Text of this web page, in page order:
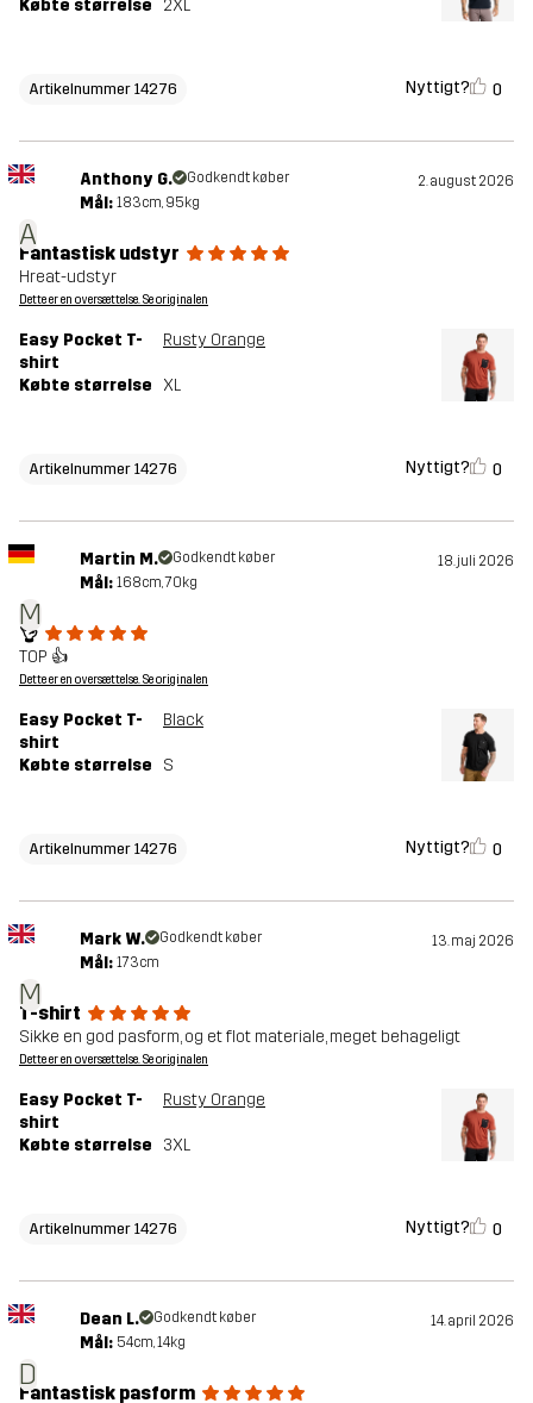
Købte størrelse 2XL
Artikelnummer 14276 Nyttigt? 0
A
Anthony G. Godkendt køber 2. august 2026
Mål: 183cm, 95kg
Fantastisk udstyr
Hreat-udstyr
Dette er en oversættelse. Se originalen
Easy Pocket T-
shirt
Rusty Orange
Købte størrelse XL
Artikelnummer 14276 Nyttigt? 0
M
Martin M. Godkendt køber 18. juli 2026
Mål: 168cm, 70kg
👌
TOP 👍
Dette er en oversættelse. Se originalen
Easy Pocket T-
shirt
Black
Købte størrelse S
Artikelnummer 14276 Nyttigt? 0
M
Mark W. Godkendt køber 13. maj 2026
Mål: 173cm
T-shirt
Sikke en god pasform, og et flot materiale, meget behageligt
Dette er en oversættelse. Se originalen
Easy Pocket T-
shirt
Rusty Orange
Købte størrelse 3XL
Artikelnummer 14276 Nyttigt? 0
D
Dean L. Godkendt køber 14. april 2026
Mål: 54cm, 14kg
Fantastisk pasform